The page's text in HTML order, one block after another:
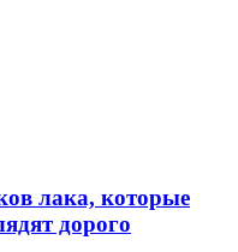
лака, которые
дорого